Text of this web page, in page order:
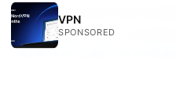
y directo para que
inmediato y sin
VPN
SPONSORED